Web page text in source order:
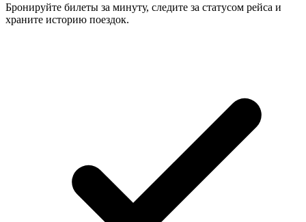
Бронируйте билеты за минуту, следите за статусом рейса и
храните историю поездок.